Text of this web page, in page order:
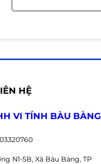
HỆ
VI TÍNH BÀU BÀNG
N1-5B, Xã Bàu Bàng, TP